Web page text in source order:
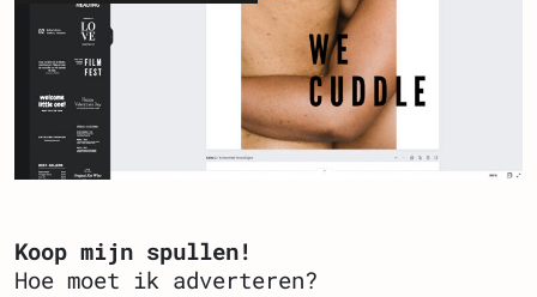
Koop mijn spullen!
Hoe moet ik adverteren?